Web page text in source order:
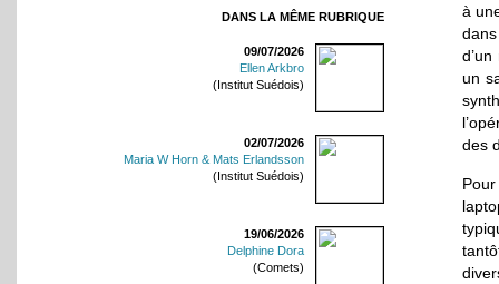
DANS LA MÊME RUBRIQUE
09/07/2026
Ellen Arkbro
(Institut Suédois)
02/07/2026
Maria W Horn & Mats Erlandsson
(Institut Suédois)
19/06/2026
Delphine Dora
(Comets)
à
un
des